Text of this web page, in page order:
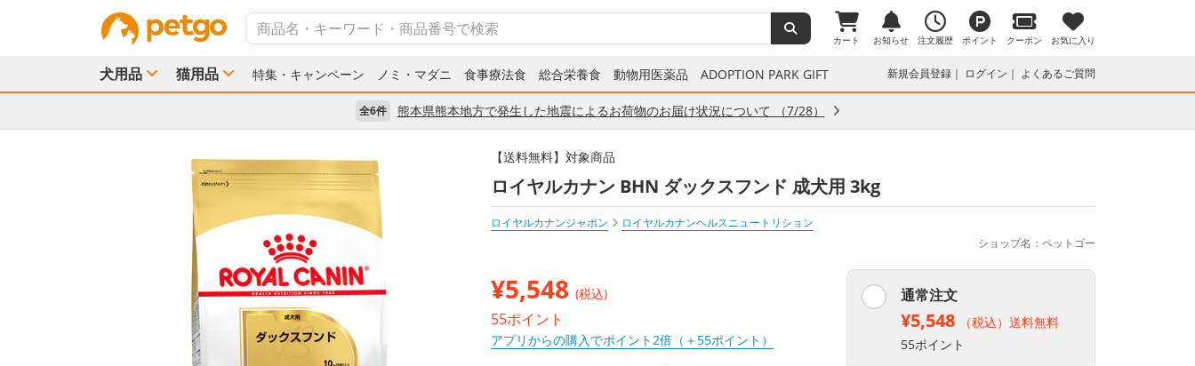
カート お知らせ 注文履歴 ポイント クーポン お気に入り
犬用品 猫用品 特集・キャンペーン ノミ・マダニ 食事療法食 総合栄養食 動物用医薬品 ADOPTION PARK GIFT 新規会員登録 ログイン よくあるご質問
全6件 熊本県熊本地方で発生した地震によるお荷物のお届け状況について （7/28）
【送料無料】対象商品
ロイヤルカナン BHN ダックスフンド 成犬用 3kg
ロイヤルカナンジャポン
ロイヤルカナンヘルスニュートリション
ショップ名：ペットゴー
¥5,548 (税込)
55ポイント
アプリからの購入でポイント2倍（＋55ポイント）
通常注文
¥5,548
（税込）送料無料
55ポイント